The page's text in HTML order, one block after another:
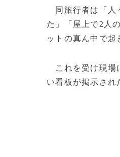
同旅行者は「人
た」「屋上で2人
ットの真ん中で起
これを受け現場
い看板が掲示され